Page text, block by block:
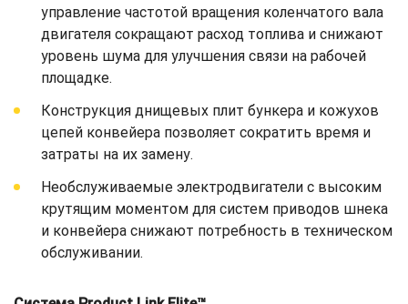
управление частотой вращения коленчатого вала
двигателя сокращают расход топлива и снижают
уровень шума для улучшения связи на рабочей
площадке.
Конструкция днищевых плит бункера и кожухов
цепей конвейера позволяет сократить время и
затраты на их замену.
Необслуживаемые электродвигатели с высоким
крутящим моментом для систем приводов шнека
и конвейера снижают потребность в техническом
обслуживании.